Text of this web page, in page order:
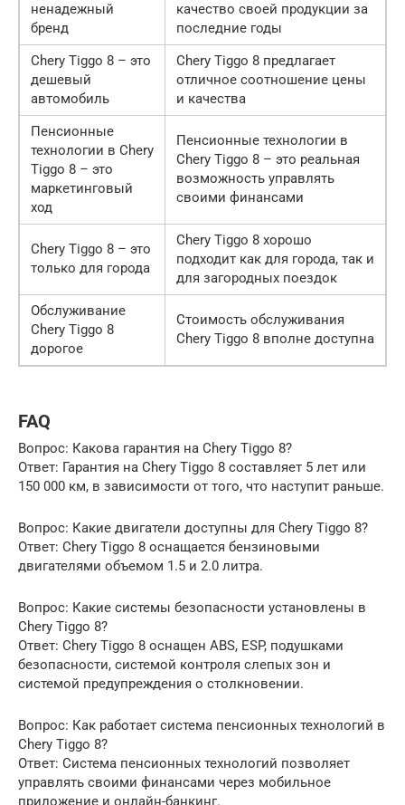
ненадежный
бренд
качество своей продукции за
последние годы
Chery Tiggo 8 – это
дешевый
автомобиль
Chery Tiggo 8 предлагает
отличное соотношение цены
и качества
Пенсионные
технологии в Chery
Tiggo 8 – это
маркетинговый
ход
Пенсионные технологии в
Chery Tiggo 8 – это реальная
возможность управлять
своими финансами
Chery Tiggo 8 – это
только для города
Chery Tiggo 8 хорошо
подходит как для города, так и
для загородных поездок
Обслуживание
Chery Tiggo 8
дорогое
Стоимость обслуживания
Chery Tiggo 8 вполне доступна
FAQ
Вопрос: Какова гарантия на Chery Tiggo 8?
Ответ: Гарантия на Chery Tiggo 8 составляет 5 лет или
150 000 км, в зависимости от того, что наступит раньше.
Вопрос: Какие двигатели доступны для Chery Tiggo 8?
Ответ: Chery Tiggo 8 оснащается бензиновыми
двигателями объемом 1.5 и 2.0 литра.
Вопрос: Какие системы безопасности установлены в
Chery Tiggo 8?
Ответ: Chery Tiggo 8 оснащен ABS, ESP, подушками
безопасности, системой контроля слепых зон и
системой предупреждения о столкновении.
Вопрос: Как работает система пенсионных технологий в
Chery Tiggo 8?
Ответ: Система пенсионных технологий позволяет
управлять своими финансами через мобильное
приложение и онлайн-банкинг.